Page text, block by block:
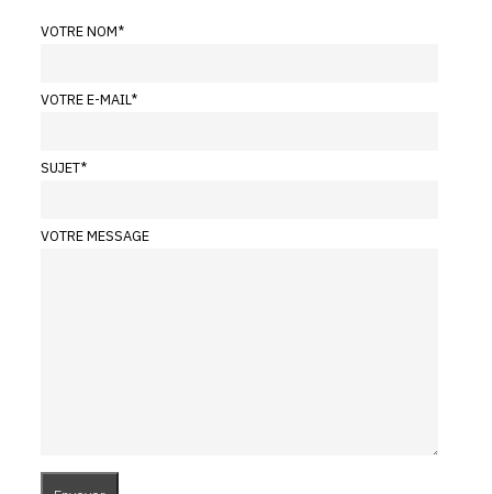
VOTRE NOM*
VOTRE E-MAIL*
SUJET*
VOTRE MESSAGE